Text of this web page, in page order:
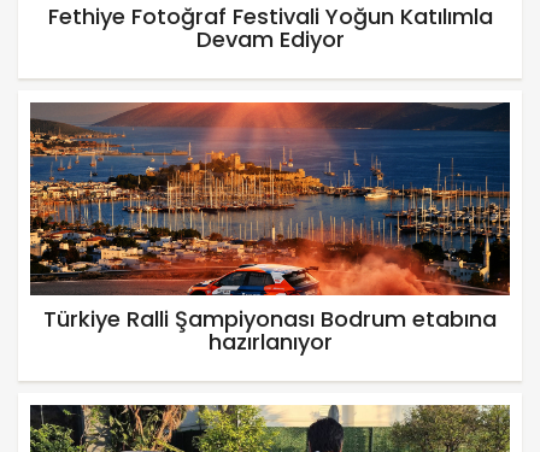
Fethiye Fotoğraf Festivali Yoğun Katılımla
Devam Ediyor
Türkiye Ralli Şampiyonası Bodrum etabına
hazırlanıyor